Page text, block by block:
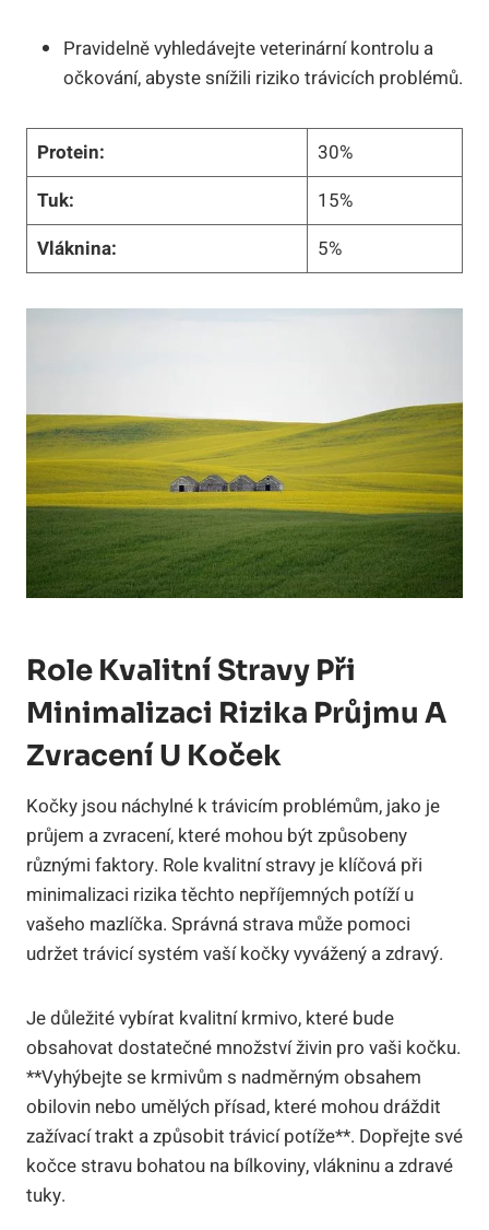
Pravidelně vyhledávejte⁣ veterinární ⁢kontrolu a
očkování,‍ abyste snížili​ riziko⁣ trávicích problémů.
Protein:
30%
Tuk:
15%
Vláknina:
5%
Role ⁢kvalitní ​stravy⁢ Při
‌minimalizaci Rizika Průjmu ⁤a
Zvracení U Koček
Kočky ⁢jsou⁤ náchylné k trávicím problémům,⁢ jako​ je
průjem a zvracení, které ‌mohou být způsobeny
různými faktory. Role kvalitní‍ stravy‌ je klíčová při
minimalizaci rizika těchto ⁣nepříjemných potíží u
vašeho mazlíčka. ⁣Správná strava může pomoci
udržet trávicí​ systém vaší kočky vyvážený a‌ zdravý.
Je⁤ důležité ⁢vybírat ⁣kvalitní ⁤krmivo, které‍ bude
obsahovat dostatečné ⁢množství živin pro⁤ vaši‌ kočku.
**Vyhýbejte se krmivům s‍ nadměrným obsahem
obilovin nebo umělých‌ přísad, ‌které mohou dráždit
zažívací trakt a způsobit trávicí potíže**. Dopřejte ⁢své
‌kočce stravu ⁢bohatou na bílkoviny, vlákninu a⁤ zdravé
tuky.